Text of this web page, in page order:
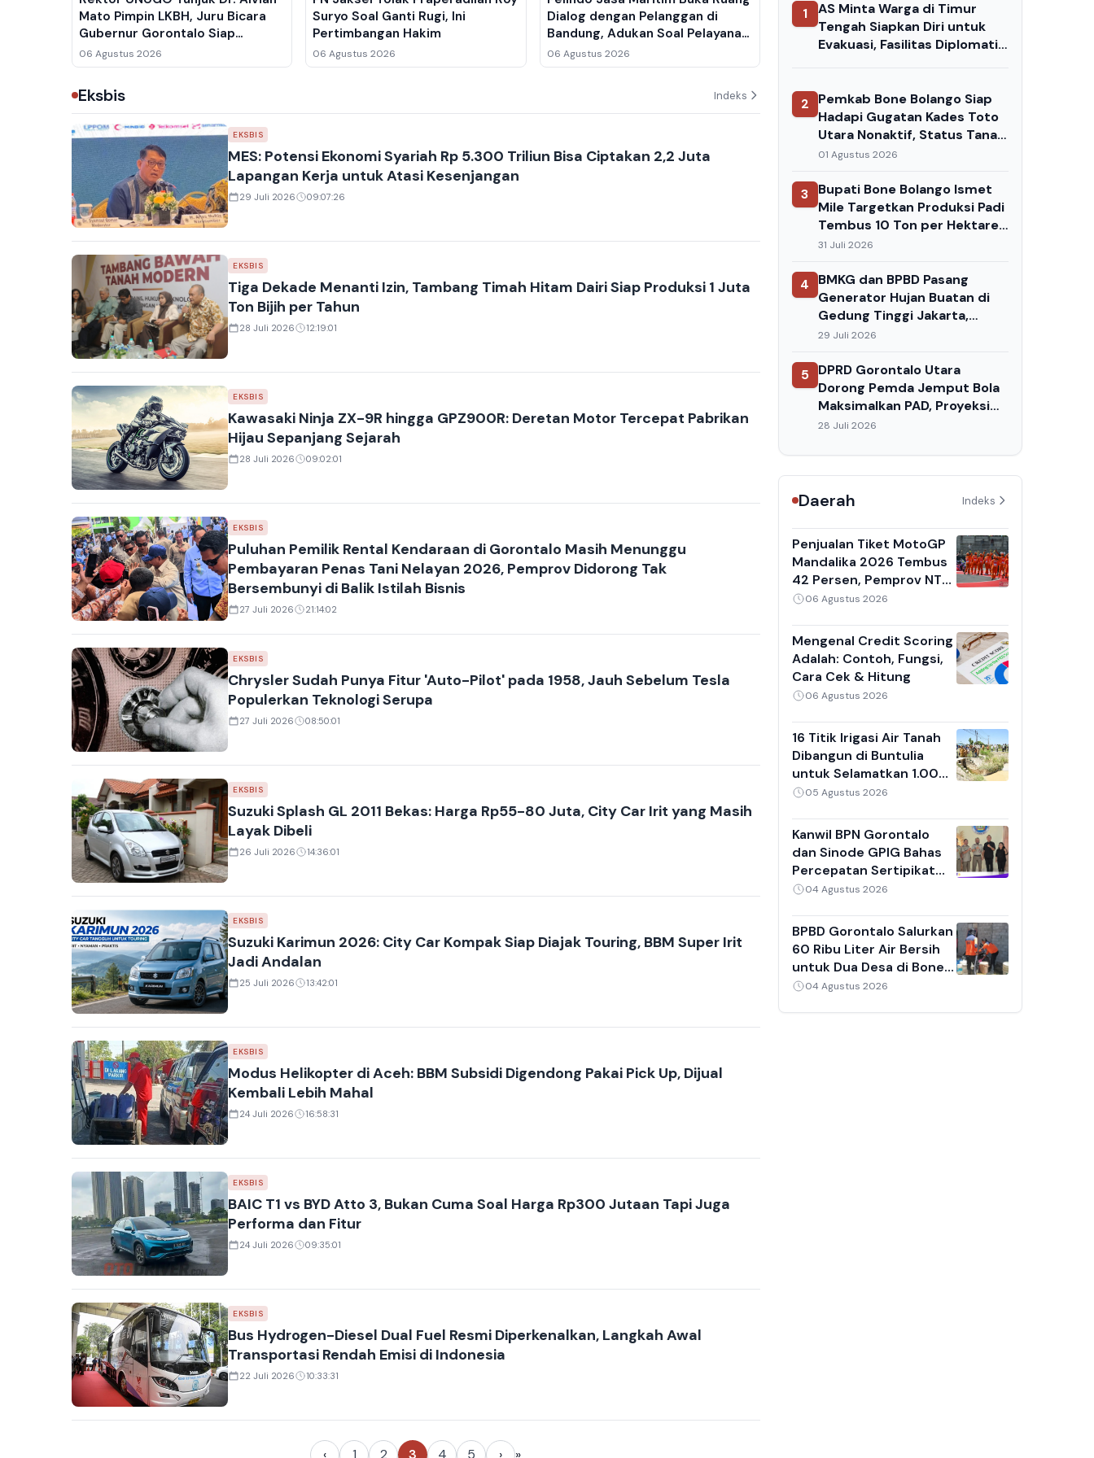
Mato Pimpin LKBH, Juru Bicara
Gubernur Gorontalo Siap
Perkuat Bantuan Hukum untuk
Warga
06 Agustus 2026
Suryo Soal Ganti Rugi, Ini
Pertimbangan Hakim
06 Agustus 2026
Dialog dengan Pelanggan di
Bandung, Adukan Soal Pelayanan
Kapal hingga Sistem Digital
06 Agustus 2026
by Mandiri Siapkan Dua Cara
Praktis buat Pelanggan PLN
Eksbis Indeks
EKSBIS
MES: Potensi Ekonomi Syariah Rp 5.300 Triliun Bisa Ciptakan 2,2 Juta
Lapangan Kerja untuk Atasi Kesenjangan
29 Juli 2026 09:07:26
EKSBIS
Tiga Dekade Menanti Izin, Tambang Timah Hitam Dairi Siap Produksi 1 Juta
Ton Bijih per Tahun
28 Juli 2026 12:19:01
EKSBIS
Kawasaki Ninja ZX-9R hingga GPZ900R: Deretan Motor Tercepat Pabrikan
Hijau Sepanjang Sejarah
28 Juli 2026 09:02:01
EKSBIS
Puluhan Pemilik Rental Kendaraan di Gorontalo Masih Menunggu
Pembayaran Penas Tani Nelayan 2026, Pemprov Didorong Tak
Bersembunyi di Balik Istilah Bisnis
27 Juli 2026 21:14:02
EKSBIS
Chrysler Sudah Punya Fitur 'Auto-Pilot' pada 1958, Jauh Sebelum Tesla
Populerkan Teknologi Serupa
27 Juli 2026 08:50:01
EKSBIS
Suzuki Splash GL 2011 Bekas: Harga Rp55-80 Juta, City Car Irit yang Masih
Layak Dibeli
26 Juli 2026 14:36:01
EKSBIS
Suzuki Karimun 2026: City Car Kompak Siap Diajak Touring, BBM Super Irit
Jadi Andalan
25 Juli 2026 13:42:01
EKSBIS
Modus Helikopter di Aceh: BBM Subsidi Digendong Pakai Pick Up, Dijual
Kembali Lebih Mahal
24 Juli 2026 16:58:31
EKSBIS
BAIC T1 vs BYD Atto 3, Bukan Cuma Soal Harga Rp300 Jutaan Tapi Juga
Performa dan Fitur
24 Juli 2026 09:35:01
EKSBIS
Bus Hydrogen-Diesel Dual Fuel Resmi Diperkenalkan, Langkah Awal
Transportasi Rendah Emisi di Indonesia
22 Juli 2026 10:33:31
‹ 1 2 3 4 5 › »
1
AS Minta Warga di Timur
Tengah Siapkan Diri untuk
Evakuasi, Fasilitas Diplomatik
2 Pemkab Bone Bolango Siap
Hadapi Gugatan Kades Toto
Utara Nonaktif, Status Tanah
Jadi Sorotan
01 Agustus 2026
3
Bupati Bone Bolango Ismet
Mile Targetkan Produksi Padi
Tembus 10 Ton per Hektare,
Ini Strateginya
31 Juli 2026
4 BMKG dan BPBD Pasang
Generator Hujan Buatan di
Gedung Tinggi Jakarta,
Operasi Dimulai Saat
29 Juli 2026
5 DPRD Gorontalo Utara
Dorong Pemda Jemput Bola
Maksimalkan PAD, Proyeksi
Pendapatan 2027 Capai
28 Juli 2026
Daerah Indeks
Penjualan Tiket MotoGP
Mandalika 2026 Tembus
42 Persen, Pemprov NTB
Targetkan 150 Ribu
06 Agustus 2026
Mengenal Credit Scoring
Adalah: Contoh, Fungsi,
Cara Cek & Hitung
06 Agustus 2026
16 Titik Irigasi Air Tanah
Dibangun di Buntulia
untuk Selamatkan 1.000
Hektare Sawah dari
05 Agustus 2026
Kanwil BPN Gorontalo
dan Sinode GPIG Bahas
Percepatan Sertipikat
Tanah Gereja,
Prioritas
04 Agustus 2026
BPBD Gorontalo Salurkan
60 Ribu Liter Air Bersih
untuk Dua Desa di Bone
Bolango yang Kekeringan
04 Agustus 2026